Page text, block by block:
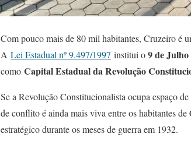
Com pouco mais de 80 mil habitantes, Cruzeiro é
A Lei Estadual nº 9.497/1997 institui o9 de Julho
como Capital Estadual da Revolução
Se a Revolução Constitucionalista ocupa espaço
de conflito é ainda mais viva entre os habitantes
estratégico durante os meses de guerra em 1932.